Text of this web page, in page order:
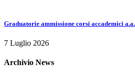
Graduatorie ammissione corsi accademici
7 Luglio 2026
Archivio News